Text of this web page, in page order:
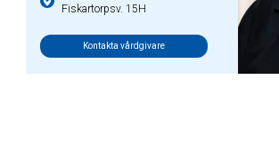
Fiskartorpsv. 15H
Kontakta vårdgivare